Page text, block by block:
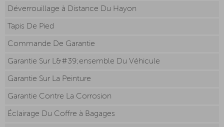
Déverrouillage à Distance Du Hayon
Tapis De Pied
Commande De Garantie
Garantie Sur L&#39;ensemble Du Véhicule
Garantie Sur La Peinture
Garantie Contre La Corrosion
Éclairage Du Coffre à Bagages